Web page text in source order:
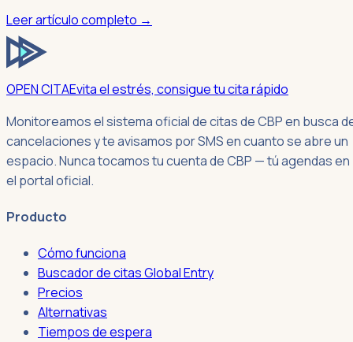
Leer artículo completo →
OPEN CITAEvita el estrés, consigue tu cita rápido
Monitoreamos el sistema oficial de citas de CBP en busca
cancelaciones y te avisamos por SMS en cuanto se abre un
espacio. Nunca tocamos tu cuenta de CBP — tú agendas en
el portal oficial.
Producto
Cómo funciona
Buscador de citas Global Entry
Precios
Alternativas
Tiempos de espera